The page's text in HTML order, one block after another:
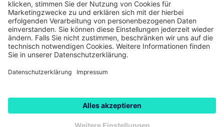
© 2026 Asservato
Preis- und Leistungsverzeichnis
Datenschutz
Datenschutzeinstellungen